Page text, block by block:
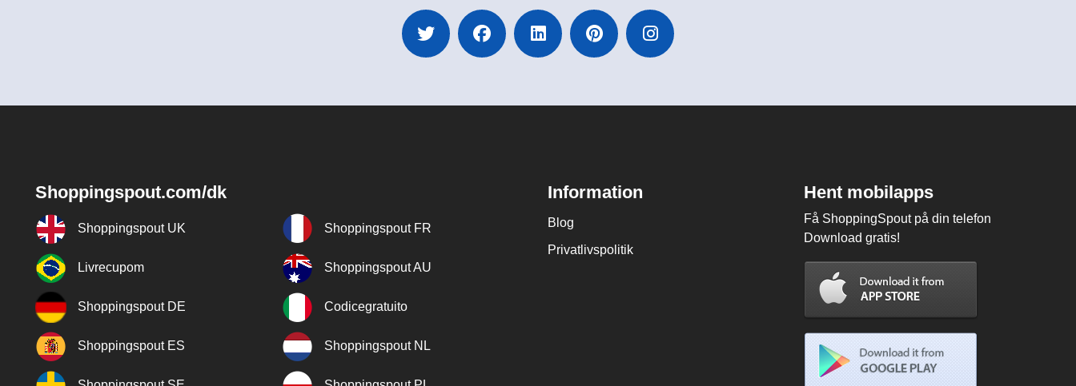
Shoppingspout.com/dk
Shoppingspout UK Shoppingspout FR
Livrecupom Shoppingspout AU
Shoppingspout DE Codicegratuito
Shoppingspout ES Shoppingspout NL
Information
Blog
Privatlivspolitik
Hent mobilapps
Få ShoppingSpout på din telefon
Download gratis!